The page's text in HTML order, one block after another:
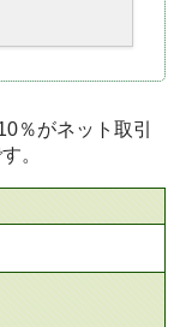
％がネット取引
。